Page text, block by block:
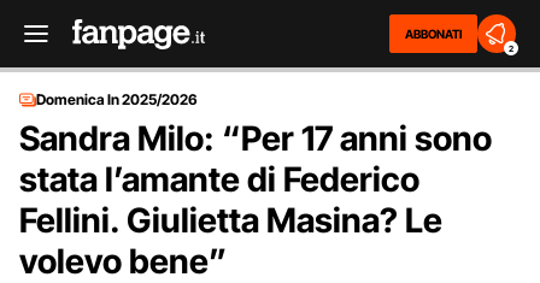
ABBONATI
2
Domenica In 2025/2026
Sandra Milo: “Per 17 anni sono
stata l’amante di Federico
Fellini. Giulietta Masina? Le
volevo bene”